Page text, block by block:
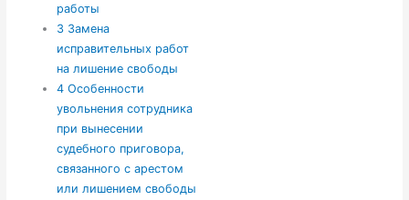
работы
3 Замена
исправительных работ
на лишение свободы
4 Особенности
увольнения сотрудника
при вынесении
судебного приговора,
связанного с арестом
или лишением свободы